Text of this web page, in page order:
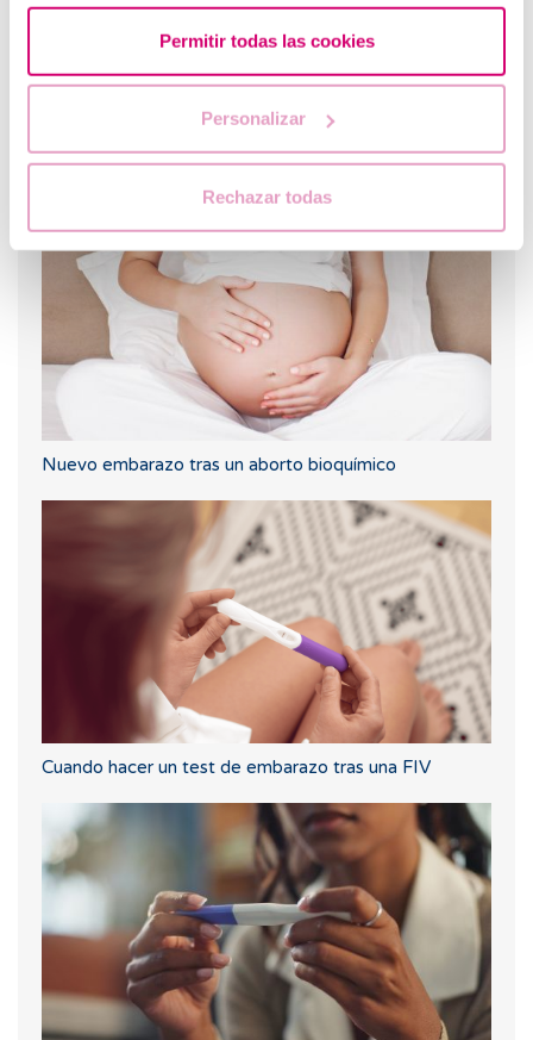
Permitir todas las cookies
Personalizar
Rechazar todas
Primera ecografía tras una FIV u ovodonación
Nuevo embarazo tras un aborto bioquímico
Cuando hacer un test de embarazo tras una FIV